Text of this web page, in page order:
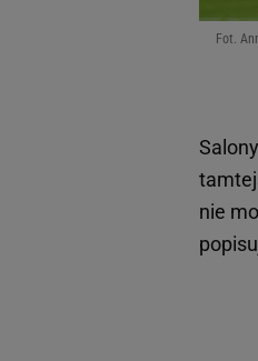
Fot.
nie